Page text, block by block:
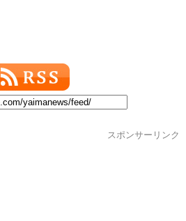
スポンサーリンク